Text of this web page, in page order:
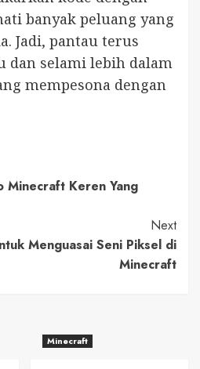
banyak peluang yang
Jadi, pantau terus
dan selami lebih dalam
mempesona dengan
Minecraft Keren Yang
Next
Menguasai Seni Piksel di
Minecraft
Minecraft